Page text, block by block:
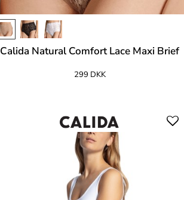
Calida Natural Comfort Lace Maxi Brief
299 DKK